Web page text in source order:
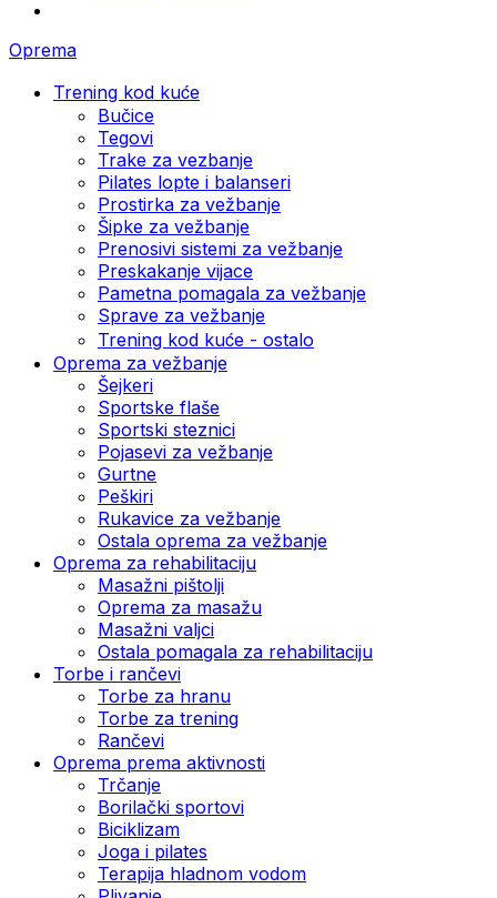
Oprema
Trening kod kuće
Bučice
Tegovi
Trake za vezbanje
Pilates lopte i balanseri
Prostirka za vežbanje
Šipke za vežbanje
Prenosivi sistemi za vežbanje
Preskakanje vijace
Pametna pomagala za vežbanje
Sprave za vežbanje
Trening kod kuće - ostalo
Oprema za vežbanje
Šejkeri
Sportske flaše
Sportski steznici
Pojasevi za vežbanje
Gurtne
Peškiri
Rukavice za vežbanje
Ostala oprema za vežbanje
Oprema za rehabilitaciju
Masažni pištolji
Oprema za masažu
Masažni valjci
Ostala pomagala za rehabilitaciju
Torbe i rančevi
Torbe za hranu
Torbe za trening
Rančevi
Oprema prema aktivnosti
Trčanje
Borilački sportovi
Biciklizam
Joga i pilates
Terapija hladnom vodom